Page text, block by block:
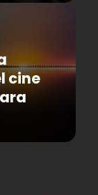
cine